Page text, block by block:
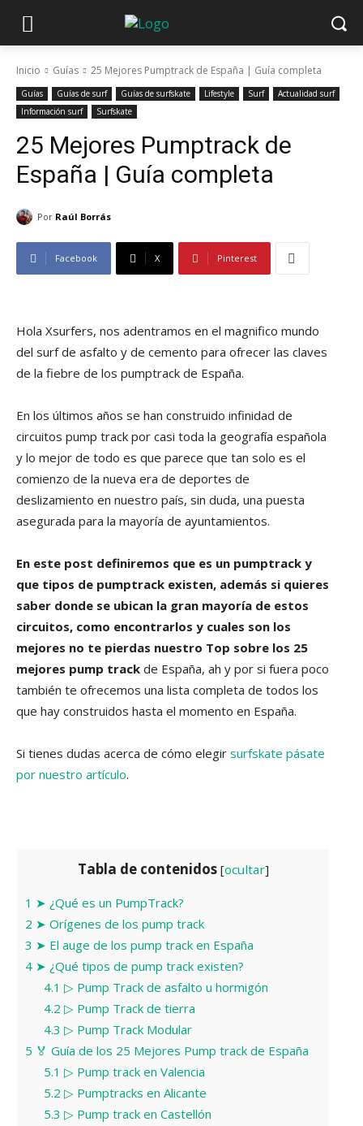
Inicio Guías 25 Mejores Pumptrack de España | Guía completa
Guías Guías de surf Guías de surfskate Lifestyle Surf
Actualidad surf
Información surf
Surfskate
25 Mejores Pumptrack de
España | Guía completa
Por Raúl Borrás
Facebook X Pinterest
Hola Xsurfers, nos adentramos en el magnifico mundo
del surf de asfalto y de cemento para ofrecer las claves
de la fiebre de los pumptrack de España.
En los últimos años se han construido infinidad de
circuitos pump track por casi toda la geografía española
y lo mejor de todo es que parece que tan solo es el
comienzo de la nueva era de deportes de
deslizamiento en nuestro país, sin duda, una puesta
asegurada para la mayoría de ayuntamientos.
En este post definiremos que es un pumptrack y
que tipos de pumptrack existen, además si quieres
saber donde se ubican la gran mayoría de estos
circuitos, como encontrarlos y cuales son los
mejores no te pierdas nuestro Top sobre los 25
mejores pump track de España, ah y por si fuera poco
también te ofrecemos una lista completa de todos los
que hay construidos hasta el momento en España.
Si tienes dudas acerca de cómo elegir surfskate pásate
por nuestro artículo.
Tabla de contenidos [ocultar]
1 ➤ ¿Qué es un PumpTrack?
2 ➤ Orígenes de los pump track
3 ➤ El auge de los pump track en España
4 ➤ ¿Qué tipos de pump track existen?
4.1 ▷ Pump Track de asfalto u hormigón
4.2 ▷ Pump Track de tierra
4.3 ▷ Pump Track Modular
5 🏅 Guía de los 25 Mejores Pump track de España
5.1 ▷ Pump track en Valencia
5.2 ▷ Pumptracks en Alicante
5.3 ▷ Pump track en Castellón